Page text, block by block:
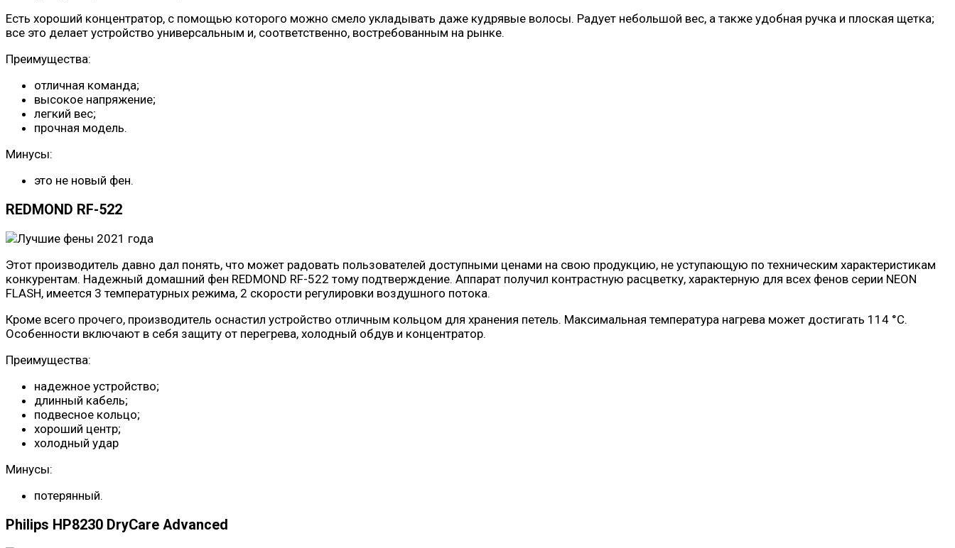
Есть хороший концентратор, с помощью которого можно смело укладывать даже кудрявые волосы. Радует небольшой вес, а также удобная ручка и плоская щетка;
все это делает устройство универсальным и, соответственно, востребованным на рынке.
Преимущества:
отличная команда;
высокое напряжение;
легкий вес;
прочная модель.
Минусы:
это не новый фен.
REDMOND RF-522
Этот производитель давно дал понять, что может радовать пользователей доступными ценами на свою продукцию, не уступающую по техническим характеристикам
конкурентам. Надежный домашний фен REDMOND RF-522 тому подтверждение. Аппарат получил контрастную расцветку, характерную для всех фенов серии NEON
FLASH, имеется 3 температурных режима, 2 скорости регулировки воздушного потока.
Кроме всего прочего, производитель оснастил устройство отличным кольцом для хранения петель. Максимальная температура нагрева может достигать 114 °C.
Особенности включают в себя защиту от перегрева, холодный обдув и концентратор.
Преимущества:
надежное устройство;
длинный кабель;
подвесное кольцо;
хороший центр;
холодный удар
Минусы:
потерянный.
Philips HP8230 DryCare Advanced